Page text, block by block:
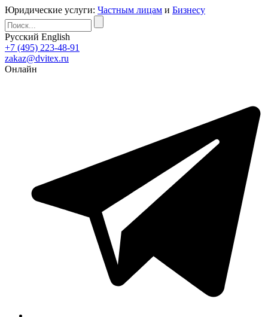
Юридические услуги: Частным лицам и Бизнесу
Русский English
+7 (495) 223-48-91
zakaz@dvitex.ru
Онлайн